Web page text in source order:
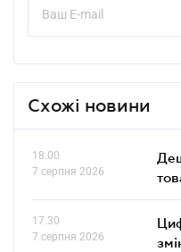
Схожі новини
18.00
7 серпня 2026
17.30
7 серпня 2026